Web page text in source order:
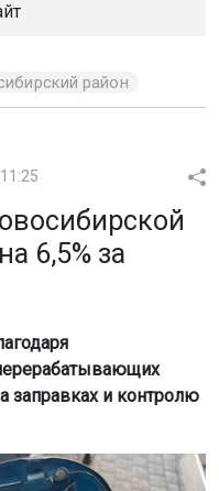
район
6,5% за
заправках и контролю